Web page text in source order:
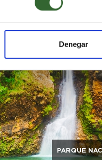
Denegar
PARQUE